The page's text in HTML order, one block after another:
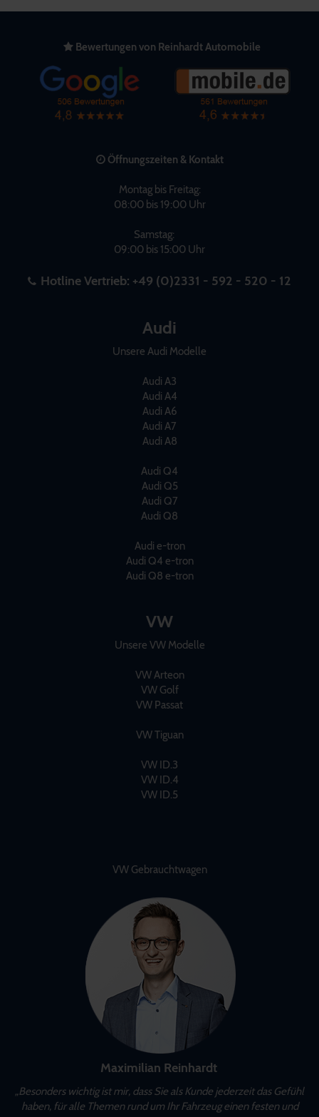
Bewertungen von Reinhardt Automobile
Öffnungszeiten & Kontakt
Montag bis Freitag:
08:00 bis 19:00 Uhr
Samstag:
09:00 bis 15:00 Uhr
Hotline Vertrieb: +49 (0)2331 - 592 - 520 - 12
Audi
Unsere Audi Modelle
Audi A3
Audi A4
Audi A6
Audi A7
Audi A8
Audi Q4
Audi Q5
Audi Q7
Audi Q8
Audi e-tron
Audi Q4 e-tron
Audi Q8 e-tron
VW
Unsere VW Modelle
VW Arteon
VW Golf
VW Passat
VW Tiguan
VW ID.3
VW ID.4
VW ID.5
VW Gebrauchtwagen
Maximilian Reinhardt
„Besonders wichtig ist mir, dass Sie als Kunde jederzeit das Gefühl
haben, für alle Themen rund um Ihr Fahrzeug einen festen und